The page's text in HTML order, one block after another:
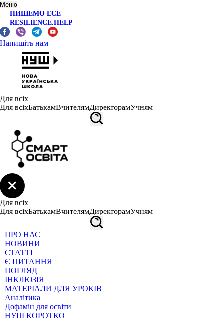
Меню
ПИШЕМО ЕСЕ
RESILIENCE.HELP
Напишіть нам
Для всіх
Для всіхБатькамВчителямДиректорамУчням
Для всіх
Для всіхБатькамВчителямДиректорамУчням
ПРО НАС
НОВИНИ
СТАТТІ
Є ПИТАННЯ
ПОГЛЯД
ІНКЛЮЗІЯ
МАТЕРІАЛИ ДЛЯ УРОКІВ
Аналітика
Дофамін для освіти
НУШ КОРОТКО